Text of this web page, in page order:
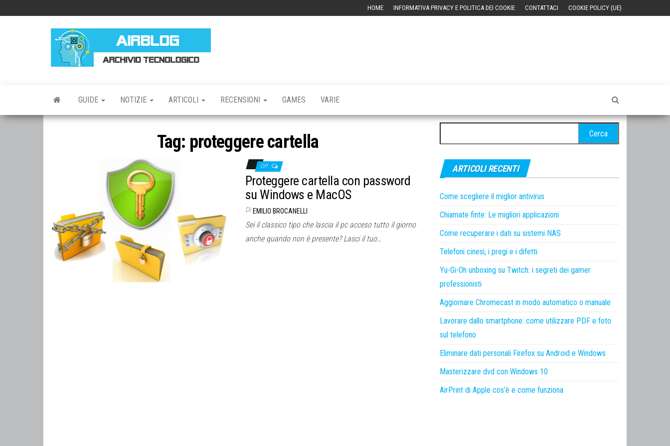
HOME INFORMATIVA PRIVACY E POLITICA DEI COOKIE CONTATTACI COOKIE POLICY (UE)
GUIDE NOTIZIE ARTICOLI RECENSIONI GAMES VARIE
Tag: proteggere cartella
Off
Proteggere cartella con password
su Windows e MacOS
Di EMILIO BROCANELLI
Sei il classico tipo che lascia il pc acceso tutto il giorno
anche quando non è presente? Lasci il tuo…
per:
ARTICOLI RECENTI
Come scegliere il miglior antivirus
Chiamate finte: Le migliori applicazioni
Come recuperare i dati su sistemi NAS
Telefoni cinesi, i pregi e i difetti
Yu-Gi-Oh unboxing su Twitch: i segreti dei gamer
professionisti
Aggiornare Chromecast in modo automatico o manuale
Lavorare dallo smartphone: come utilizzare PDF e foto
sul telefono
Eliminare dati personali Firefox su Android e Windows
Masterizzare dvd con Windows 10
AirPrint di Apple cos’è e come funziona